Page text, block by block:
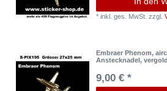
*inkl. ges. MwSt. zzgl.
Embraer Phenom,
Anstecknadel,
9,00 € *